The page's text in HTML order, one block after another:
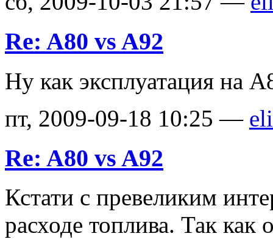
Re: A80 vs A92
Ну как эксплуатация на
пт, 2009-09-18 10:25 —
Re: A80 vs A92
Кстати с превеликим
расходе топлива. Так как